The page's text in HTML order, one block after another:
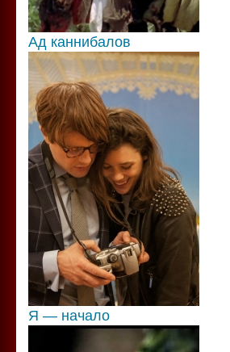
Ад каннибалов
Я — начало